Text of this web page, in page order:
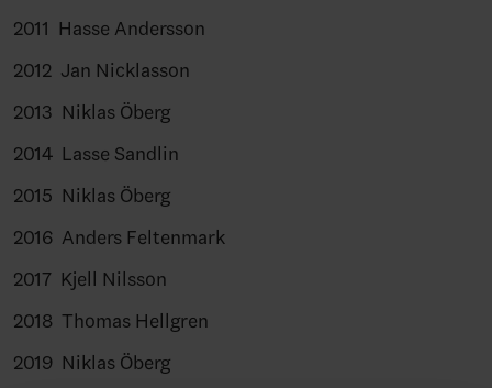
2011 Hasse Andersson
2012 Jan Nicklasson
2013 Niklas Öberg
2014 Lasse Sandlin
2015 Niklas Öberg
2016 Anders Feltenmark
2017 Kjell Nilsson
2018 Thomas Hellgren
2019 Niklas Öberg